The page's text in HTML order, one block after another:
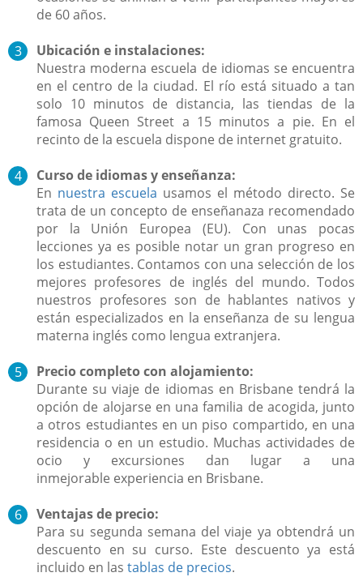
de 60 años.
Ubicación e instalaciones:
Nuestra moderna escuela de idiomas se encuentra
en el centro de la ciudad. El río está situado a tan
solo 10 minutos de distancia, las tiendas de la
famosa Queen Street a 15 minutos a pie. En el
recinto de la escuela dispone de internet gratuito.
Curso de idiomas y enseñanza:
En nuestra escuela usamos el método directo. Se
trata de un concepto de enseñanaza recomendado
por la Unión Europea (EU). Con unas pocas
lecciones ya es posible notar un gran progreso en
los estudiantes. Contamos con una selección de los
mejores profesores de inglés del mundo. Todos
nuestros profesores son de hablantes nativos y
están especializados en la enseñanza de su lengua
materna inglés como lengua extranjera.
Precio completo con alojamiento:
Durante su viaje de idiomas en Brisbane tendrá la
opción de alojarse en una familia de acogida, junto
a otros estudiantes en un piso compartido, en una
residencia o en un estudio. Muchas actividades de
ocio y excursiones dan lugar a una
inmejorable experiencia en Brisbane.
Ventajas de precio:
Para su segunda semana del viaje ya obtendrá un
descuento en su curso. Este descuento ya está
incluido en las tablas de precios.